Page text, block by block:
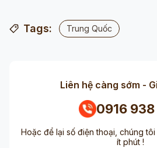
Tags: Trung Quốc
Liên hệ càng sớm -
0916
Hoặc để lại số điện thoại, chúng
ít phút !